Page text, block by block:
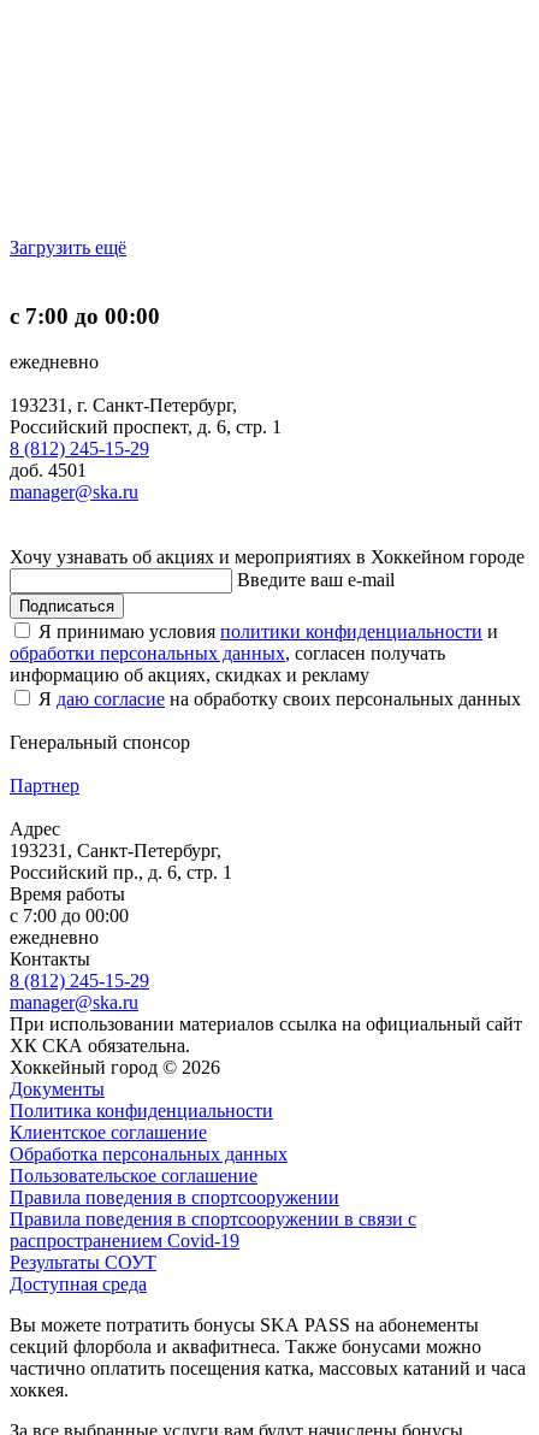
Загрузить ещё
с 7:00 до 00:00
ежедневно
193231, г. Санкт-Петербург,
Российский проспект, д. 6, стр. 1
8 (812) 245-15-29
доб. 4501
manager@ska.ru
Хочу узнавать об акциях и мероприятиях в Хоккейном городе
Введите ваш e-mail
Подписаться
Я принимаю условия политики конфиденциальности и
обработки персональных данных, согласен получать
информацию об акциях, скидках и рекламу
Я даю согласие на обработку своих персональных данных
Генеральный спонсор
Партнер
Адрес
193231, Санкт-Петербург,
Российский пр., д. 6, стр. 1
Время работы
с 7:00 до 00:00
ежедневно
Контакты
8 (812) 245-15-29
manager@ska.ru
При использовании материалов ссылка на официальный сайт
ХК СКА обязательна.
Хоккейный город © 2026
Документы
Политика конфиденциальности
Клиентское соглашение
Обработка персональных данных
Пользовательское соглашение
Правила поведения в спортсооружении
Правила поведения в спортсооружении в связи с
распространением Covid-19
Результаты СОУТ
Доступная среда
Вы можете потратить бонусы SKA PASS на абонементы
секций флорбола и аквафитнеса. Также бонусами можно
частично оплатить посещения катка, массовых катаний и часа
хоккея.